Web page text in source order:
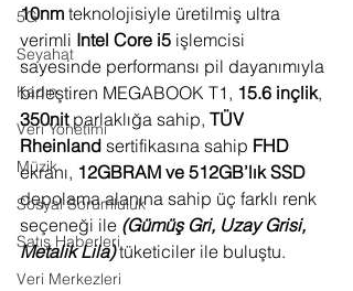
5G
Seyahat
Kadın
Veri Yönetimi
Müzik
Sosyal Sorumluluk
Satış Haberleri
Veri Merkezleri
10nm teknolojisiyle üretilmiş ultra
verimli Intel Core i5 işlemcisi
sayesinde performansı pil dayanımıyla
birleştiren MEGABOOK T1, 15.6 inçlik,
350nit parlaklığa sahip, TÜV
Rheinland sertifikasına sahip FHD
ekranı, 12GBRAM ve 512GB’lık SSD
depolama alanına sahip üç farklı renk
seçeneği ile (Gümüş Gri, Uzay Grisi,
Metalik Lila) tüketiciler ile buluştu.